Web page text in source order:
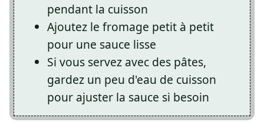
pendant la cuisson
Ajoutez le fromage petit à petit
pour une sauce lisse
Si vous servez avec des pâtes,
gardez un peu d'eau de cuisson
pour ajuster la sauce si besoin